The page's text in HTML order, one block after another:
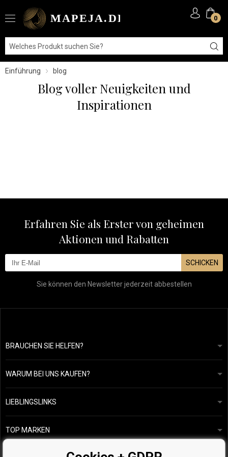
0
Einführung blog
Blog voller Neuigkeiten und
Inspirationen
Erfahren Sie als Erster von geheimen
Aktionen und Rabatten
SCHICKEN
Sie können den Newsletter jederzeit abbestellen
BRAUCHEN SIE HELFEN?
info@mapeja.de
Wir werden innerhalb von 24 Stunden antworten.
WARUM BEI UNS KAUFEN?
Allgemeine geschäftsbedingungen
Datenschutzerklärung
Übersicht über Zahlungen und Versand
Rückgabe von Waren
LIEBLINGSLINKS
Unsere Geschichte
Kostenlose Produktproben
TOP MARKEN
Kérastase